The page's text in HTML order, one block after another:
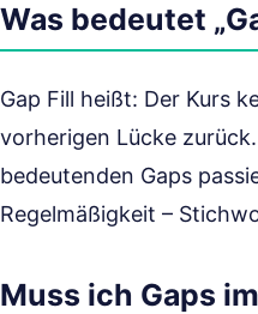
Was bedeutet
Gap Fill heißt: Der Kurs
vorherigen Lücke
bedeutenden Gaps
Regelmäßigkeit –
Muss ich Gaps